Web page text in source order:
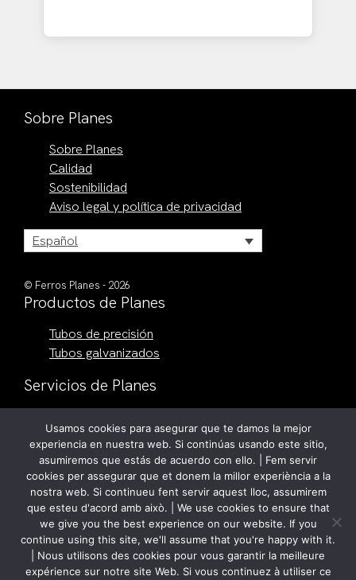
Sobre Planes
Sobre Planes
Calidad
Sostenibilidad
Aviso legal y política de privacidad
Español
© Ferros Planes - 2026
Productos de Planes
Tubos de precisión
Tubos galvanizados
Servicios de Planes
Corte a medida
Conformado de extremos
Planchistería
Contacto
Carrerada, 1
Polígon Industrial Roca
08107 Martorelles (Barcelona)
Usamos cookies para asegurar que te damos la mejor
experiencia en nuestra web. Si continúas usando este sitio,
asumiremos que estás de acuerdo con ello. | Fem servir
cookies per assegurar que et donem la millor experiència a la
nostra web. Si continueu fent servir aquest lloc, assumirem
que esteu d'acord amb això. | We use cookies to ensure that
we give you the best experience on our website. If you
continue using this site, we'll assume that you're happy with it.
| Nous utilisons des cookies pour vous garantir la meilleure
expérience sur notre site Web. Si vous continuez à utiliser ce